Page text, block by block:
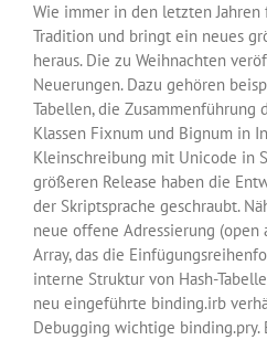
Wie immer in den letzten
Tradition und bringt ein neues
heraus. Die zu Weihnachten
Neuerungen. Dazu gehören
Tabellen, die Zusammenführung
Klassen Fixnum und Bignum in
Kleinschreibung mit Unicode in
größeren Release haben die
der Skriptsprache geschraubt.
neue offene Adressierung
Array, das die
interne Struktur von Hash-
neu eingeführte binding.irb
Debugging wichtige binding.pry.